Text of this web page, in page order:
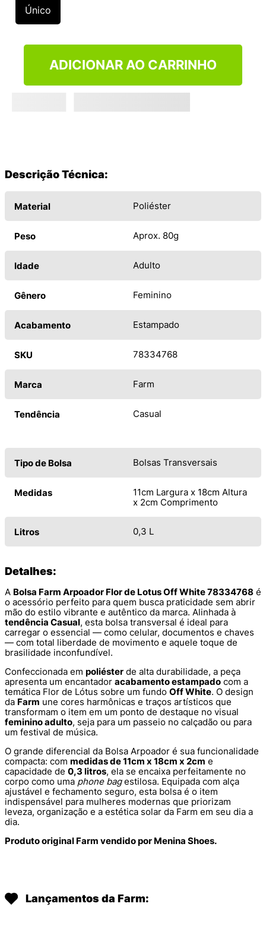
Único
ADICIONAR AO CARRINHO
Descrição Técnica:
Material Poliéster
Peso Aprox. 80g
Idade Adulto
Gênero Feminino
Acabamento Estampado
SKU 78334768
Marca Farm
Tendência Casual
Tipo de Bolsa Bolsas Transversais
Medidas
11cm Largura x 18cm Altura
x 2cm Comprimento
Litros 0,3 L
Detalhes:
A Bolsa Farm Arpoador Flor de Lotus Off White 78334768 é
o acessório perfeito para quem busca praticidade sem abrir
mão do estilo vibrante e autêntico da marca. Alinhada à
tendência Casual, esta bolsa transversal é ideal para
carregar o essencial — como celular, documentos e chaves
— com total liberdade de movimento e aquele toque de
brasilidade inconfundível.
Confeccionada em poliéster de alta durabilidade, a peça
apresenta um encantador acabamento estampado com a
temática Flor de Lótus sobre um fundo Off White. O design
da Farm une cores harmônicas e traços artísticos que
transformam o item em um ponto de destaque no visual
feminino adulto, seja para um passeio no calçadão ou para
um festival de música.
O grande diferencial da Bolsa Arpoador é sua funcionalidade
compacta: com medidas de 11cm x 18cm x 2cm e
capacidade de 0,3 litros, ela se encaixa perfeitamente no
corpo como uma phone bagestilosa. Equipada com alça
ajustável e fechamento seguro, esta bolsa é o item
indispensável para mulheres modernas que priorizam
leveza, organização e a estética solar da Farm em seu dia a
dia.
Produto original Farm vendido por Menina Shoes.
Lançamentos da Farm:
º
VANS TÊNIS VANS ULTRARANGE
10º NEW BALANCE 204L